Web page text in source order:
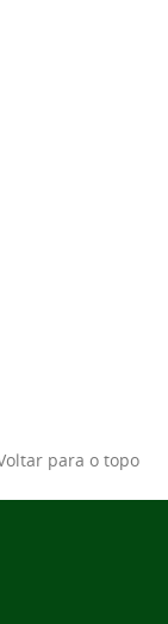
para o topo